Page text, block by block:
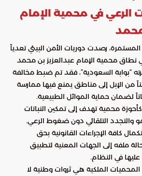
في محمية الإمام
محمد
رصدت دوريات الأمن البيئي تعدياً
نطاق محمية الإمام عبدالعزيز بن محمد
“بوابة السعودية”، فقد تم ضبط مخالفة
في إدخال 19 متناً من الإبل إلى مناطق يمنع فيها ممارسة
لضمان حماية الموائل الطبيعية.
محمية تهدف إلى تمكين النباتات
والتجدد التلقائي دون ضغوط الرعي.
كافة الإجراءات القانونية بحق
ملفه إلى الجهات المعنية لتطبيق
في النظام.
الملكية هي ثروات وطنية لا